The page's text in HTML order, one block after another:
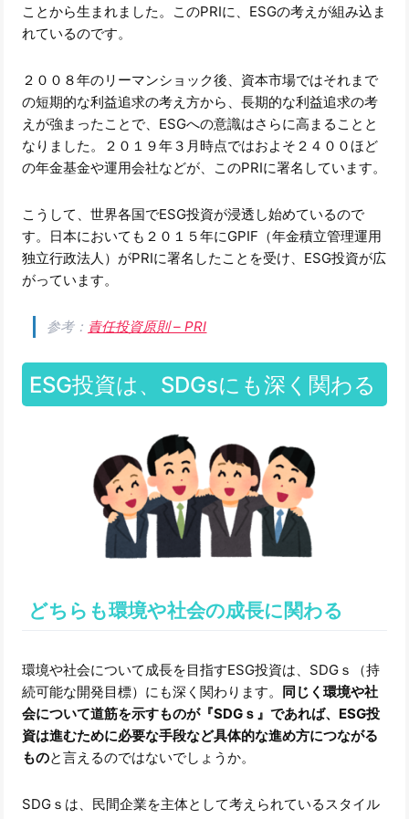
ことから生まれました。このPRIに、ESGの考えが組み込ま
れているのです。
２００８年のリーマンショック後、資本市場ではそれまで
の短期的な利益追求の考え方から、長期的な利益追求の考
えが強まったことで、ESGへの意識はさらに高まることと
なりました。２０１９年３月時点ではおよそ２４００ほど
の年金基金や運用会社などが、このPRIに署名しています。
こうして、世界各国でESG投資が浸透し始めているので
す。日本においても２０１５年にGPIF（年金積立管理運用
独立行政法人）がPRIに署名したことを受け、ESG投資が広
がっています。
参考： 責任投資原則 – PRI
ESG投資は、SDGsにも深く関わる
どちらも環境や社会の成長に関わる
環境や社会について成長を目指すESG投資は、SDGｓ（持
続可能な開発目標）にも深く関わります。 同じく環境や社
会について道筋を示すものが『SDGｓ』であれば、ESG投
資は進むために必要な手段など具体的な進め方につながる
ものと言えるのではないでしょうか。
SDGｓは、民間企業を主体として考えられているスタイル